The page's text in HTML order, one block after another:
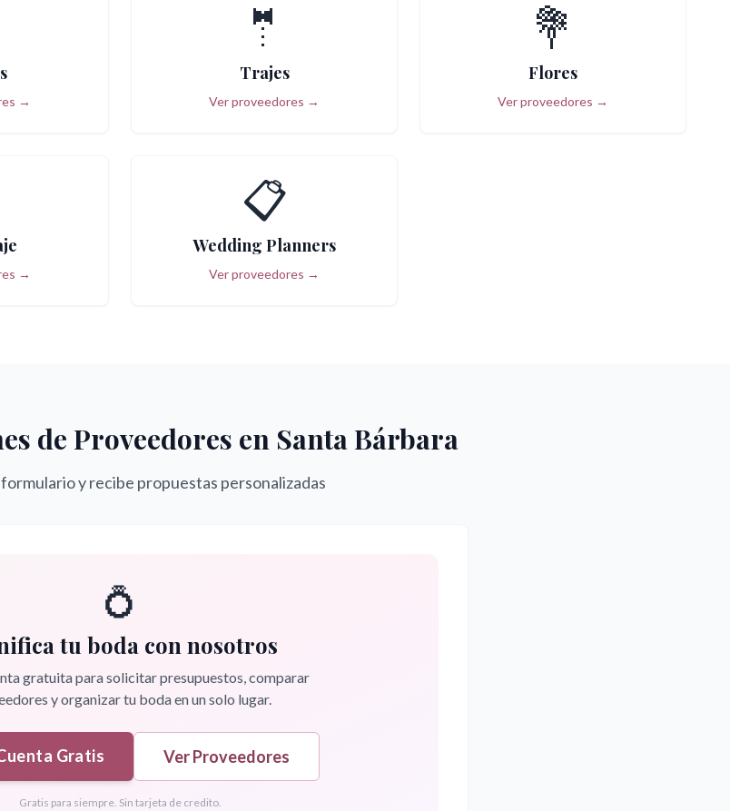
→
🤵
Trajes
Ver proveedores →
💐
Flores
Ver proveedores →
→
📋
Wedding Planners
Ver proveedores →
de Proveedores en Santa Bárbara
y recibe propuestas personalizadas
💍
tu boda con nosotros
gratuita para solicitar presupuestos, comparar
y organizar tu boda en un solo lugar.
Gratis Ver Proveedores
Gratis para siempre. Sin tarjeta de credito.